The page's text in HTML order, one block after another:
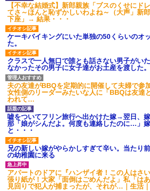
【不幸な結婚式】新郎親族「ブスのくせにド
てさ～ほんと恥ずかしいわよね～（大声」新
下座」→ 結果・・・
ケーキバイキングにいた単独の50くらいのオ
た。
クラスで一人無口で誰とも話さない男子がい
なかったその男子に女子達がお土産を渡した
夫の友達がBBQを定期的に開催して夫婦で参
女性側のリーダーみたいな人に「BBQは友達
われて…
嘘をついてフリン旅行へ出かけた嫁→翌日、
那「娘がシんだよ。何度も連絡したのに…」
と・・・
兄の新しい嫁がやらかしすぎて辛い。当たり
の幼稚園に来る
アパートのドアに『ハンザイ者！この人はさ
張り紙が！大家「面倒はごめんだよ」私「は
見回りで犯人が捕まったが、それが…｜生活